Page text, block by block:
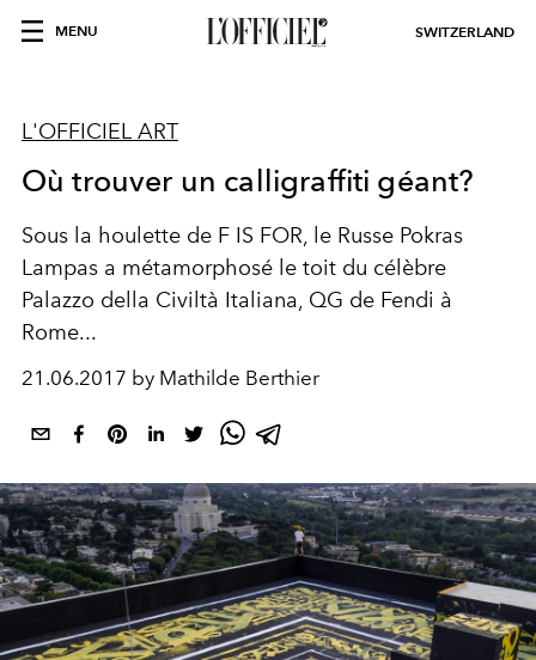
MENU SWITZERLAND
L'OFFICIEL ART
Où trouver un calligraffiti géant?
Sous la houlette de F IS FOR, le Russe Pokras
Lampas a métamorphosé le toit du célèbre
Palazzo della Civiltà Italiana, QG de Fendi à
Rome...
21.06.2017 by Mathilde Berthier